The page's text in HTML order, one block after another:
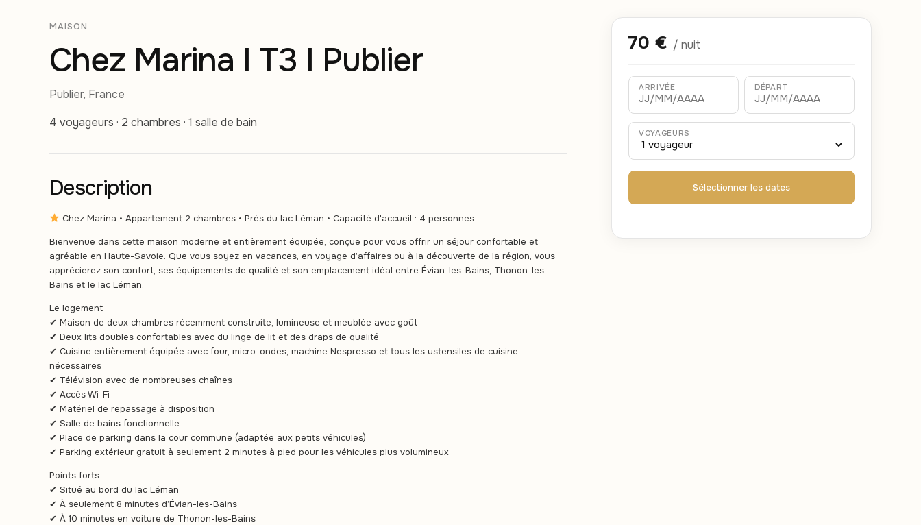
MAISON
Chez Marina I T3 I Publier
Publier, France
4 voyageurs · 2 chambres · 1 salle de bain
Description
Chez Marina • Appartement 2 chambres • Près du lac Léman • Capacité d'accueil : 4 personnes
Bienvenue dans cette maison moderne et entièrement équipée, conçue pour vous offrir un séjour confortable et
agréable en Haute-Savoie. Que vous soyez en vacances, en voyage d’affaires ou à la découverte de la région, vous
apprécierez son confort, ses équipements de qualité et son emplacement idéal entre Évian-les-Bains, Thonon-les-
Bains et le lac Léman.
Le logement
✔ Maison de deux chambres récemment construite, lumineuse et meublée avec goût
✔ Deux lits doubles confortables avec du linge de lit et des draps de qualité
✔ Cuisine entièrement équipée avec four, micro-ondes, machine Nespresso et tous les ustensiles de cuisine
nécessaires
✔ Télévision avec de nombreuses chaînes
✔ Accès Wi-Fi
✔ Matériel de repassage à disposition
✔ Salle de bains fonctionnelle
✔ Place de parking dans la cour commune (adaptée aux petits véhicules)
✔ Parking extérieur gratuit à seulement 2 minutes à pied pour les véhicules plus volumineux
Points forts
✔ Situé au bord du lac Léman
✔ À seulement 8 minutes d’Évian-les-Bains
✔ À 10 minutes en voiture de Thonon-les-Bains
70 € / nuit
ARRIVÉE DÉPART
VOYAGEURS
Sélectionner les dates